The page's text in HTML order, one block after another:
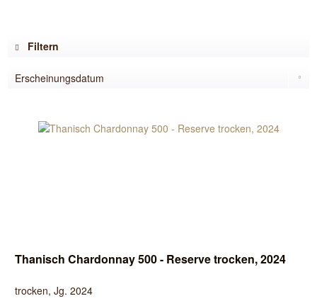
Filtern
Thanisch Chardonnay 500 - Reserve trocken, 2024
trocken, Jg. 2024